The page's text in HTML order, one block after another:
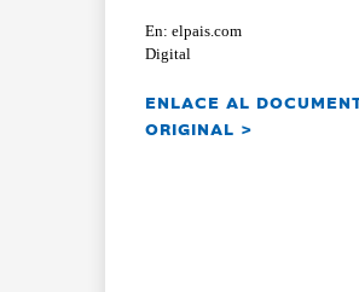
En: elpais.com
Digital
ENLACE AL
ORIGINAL >